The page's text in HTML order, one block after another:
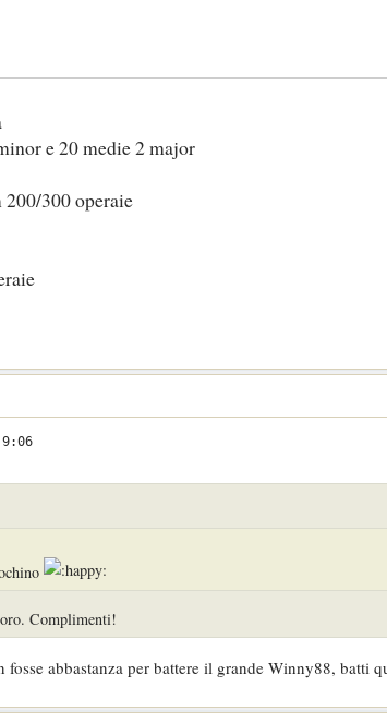
e 20 medie 2 major
300 operaie
Complimenti!
abbastanza per battere il grande Winny88, batti